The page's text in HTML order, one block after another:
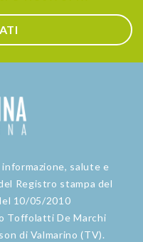
salute e
Registro stampa del
10/05/2010
Toffolatti De Marchi
di Valmarino (TV).